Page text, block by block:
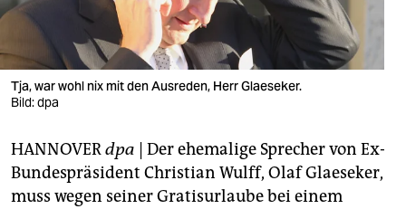
verlag
verlag
veranstaltungen
fragen & hilfe
unterstützen
Tja, war wohl nix mit den Ausreden, Herr Glaeseker.
Bild: dpa
HANNOVERdpa | Der ehemalige Sprecher von Ex-
Bundespräsident Christian Wulff, Olaf Glaeseker,
muss wegen seiner Gratisurlaube bei einem